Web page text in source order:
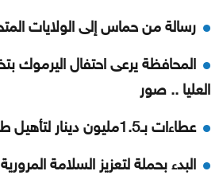
رسالة من حماس إلى الولايات
المحافظة يرعى احتفال اليرموك
العليا .. صور
عطاءات بـ1.5مليون دينار لتأهيل طرق في مادبا
البدء بحملة لتعزيز السلامة